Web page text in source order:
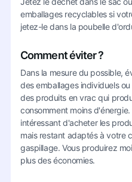
emballages recyclables si
jetez-le dans la poubelle
Comment éviter ?
Dans la mesure du possible,
des emballages individuels
des produits en vrac qui
consomment moins
intéressant d'acheter les
mais restant adaptés à votre
gaspillage. Vous produirez
plus des économies.